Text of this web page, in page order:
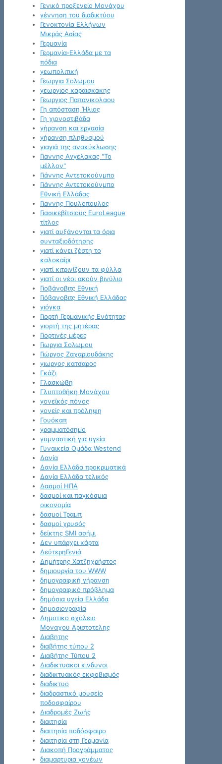
Γενικό προξενείο Μονάχου
γέννηση του διαδικτύου
Γενοκτονία Ελλήνων
Μικράς Ασίας
Γερμανία
Γερμανία-Ελλάδα με τα
πόδια
γεωπολιτική
Γεωργια Σολωμου
γεωργιος καραισκακης
Γεωργιος Παπανικολαου
Γη απόσταση Ήλιος
Γη χιονοστιβάδα
γήρανση και εργασία
γήρανση πληθυσμού
γιαγιά της ανακύκλωσης
Γιαννης Αγγελακας "Το
μέλλον"
Γιάννης Αντετοκούνμπο
Γιάννης Αντετοκούνμπο
Εθνική Ελλάδας
Γιαννης Πουλοπουλος
Γιασικεβίτσιους EuroLeague
τίτλος
γιατί αυξάνονται τα όρια
συνταξιοδότησης
γιατί κάνει ζέστη το
καλοκαίρι
γιατί κιτρινίζουν τα φύλλα
γιατί οι νέοι ακούν βινύλιο
Γιοβάνοβιτς Εθνική
Γιόβανοβιτς Εθνική Ελλάδας
γιόγκα
Γιορτή Γερμανικής Ενότητας
γιορτή της μητέρας
Γιορτινές μέρες
Γιωργια Σολωμου
Γιώργος Ζαχαριουδάκης
γιωργος κατσαρος
Γκάζι
Γλασκώβη
Γλυπτοθήκη Μονάχου
γονεϊκός πόνος
γονείς και πρόληψη
Γουόκαπ
γραμματόσημο
γυμναστική για υγεία
Γυναικεία Ομάδα Westend
Δανία
Δανία Ελλάδα προκριματικά
Δανία Ελλάδα τελικός
Δασμοί ΗΠΑ
δασμοί και παγκόσμια
οικονομία
δασμοί Τραμπ
δασμοί χρυσός
δείκτης SMI ασήμι
Δεν υπάρχει κάρτα
ΔεύτερηΓενιά
Δημήτρης Χατζηχρήστος
δημιουργία του WWW
δημογραφική γήρανση
δημογραφικό πρόβλημα
δημόσια υγεία Ελλάδα
δημοσιογραφία
Δημοτικο σχολειο
Μοναχου Αριστοτελης
Διαβητης
διαβήτης τύπου 2
Διαβήτης Τύπου 2
Διαδικτυακοι κινδυνοι
διαδικτυακός εκφοβισμός
διαδικτυο
διαδραστικό μουσείο
ποδοσφαίρου
Διαδρομές Ζωής
διαιτησία
διαιτησία ποδόσφαιρο
διαιτησία στη Γερμανία
Διακοπή Προγράμματος
διαμαρτυρια γονέων